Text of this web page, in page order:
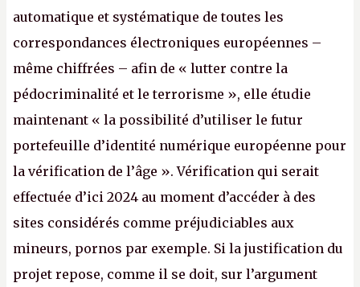
automatique et systématique de toutes les
correspondances électroniques européennes –
même chiffrées – afin de « lutter contre la
pédocriminalité et le terrorisme », elle étudie
maintenant « la possibilité d’utiliser le futur
portefeuille d’identité numérique européenne pour
la vérification de l’âge ». Vérification qui serait
effectuée d’ici 2024 au moment d’accéder à des
sites considérés comme préjudiciables aux
mineurs, pornos par exemple. Si la justification du
projet repose, comme il se doit, sur l’argument